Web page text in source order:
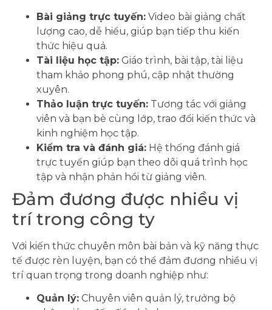
Bài giảng trực tuyến: Video bài giảng chất
lượng cao, dễ hiểu, giúp bạn tiếp thu kiến
thức hiệu quả.
Tài liệu học tập: Giáo trình, bài tập, tài liệu
tham khảo phong phú, cập nhật thường
xuyên.
Thảo luận trực tuyến: Tương tác với giảng
viên và bạn bè cùng lớp, trao đổi kiến thức và
kinh nghiệm học tập.
Kiểm tra và đánh giá: Hệ thống đánh giá
trực tuyến giúp bạn theo dõi quá trình học
tập và nhận phản hồi từ giảng viên.
Đảm đương được nhiều vị
trí trong công ty
Với kiến thức chuyên môn bài bản và kỹ năng thực
tế được rèn luyện, bạn có thể đảm đương nhiều vị
trí quan trọng trong doanh nghiệp như:
Quản lý: Chuyên viên quản lý, trưởng bộ